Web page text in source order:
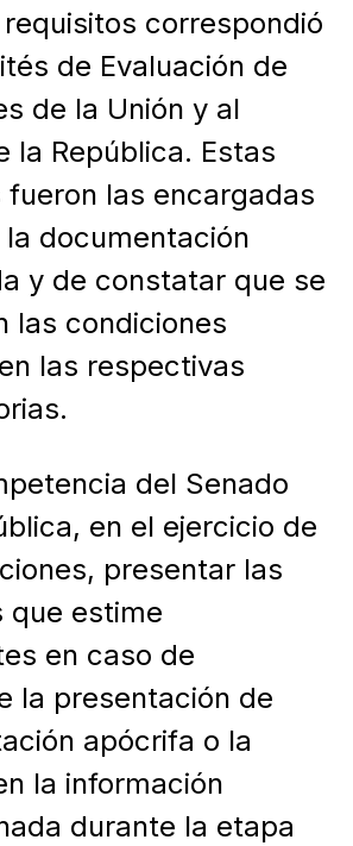
correspondió
de Evaluación de
de la Unión y al
la República. Estas
fueron las encargadas
documentación
y de constatar que se
las condiciones
las respectivas
del Senado
en el ejercicio de
presentar las
que estime
en caso de
la presentación de
apócrifa o la
la información
durante la etapa